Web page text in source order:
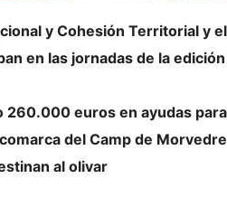
y Cohesión Territorial y
en las jornadas de la
euros en ayudas
del Camp de
al olivar